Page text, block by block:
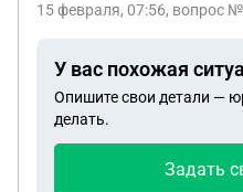
отцовства и
15 февраля, 07:56, вопрос
У вас похожая
Опишите свои детали —
делать.
Задать